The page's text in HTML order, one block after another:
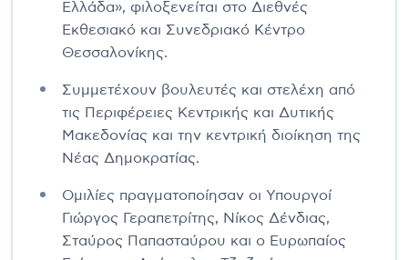
Ελλάδα», φιλοξενείται στο Διεθνές
Εκθεσιακό και Συνεδριακό Κέντρο
Θεσσαλονίκης.
Συμμετέχουν βουλευτές και στελέχη από
τις Περιφέρειες Κεντρικής και Δυτικής
Μακεδονίας και την κεντρική διοίκηση της
Νέας Δημοκρατίας.
Ομιλίες πραγματοποίησαν οι Υπουργοί
Γιώργος Γεραπετρίτης, Νίκος Δένδιας,
Σταύρος Παπασταύρου και ο Ευρωπαίος